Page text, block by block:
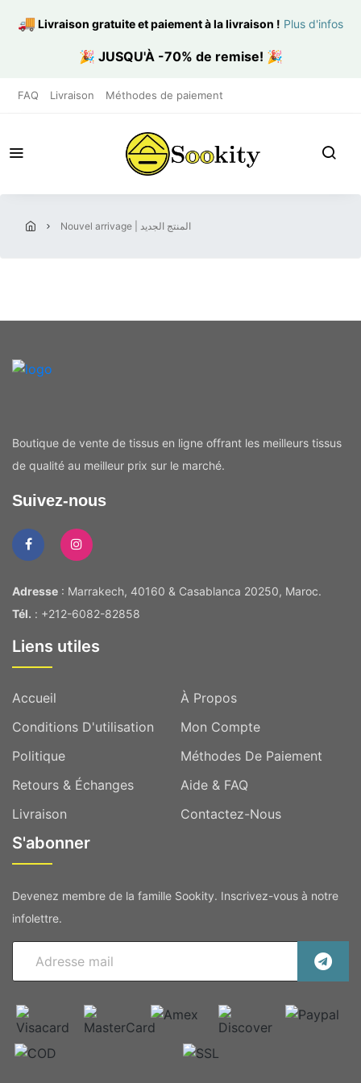
🚚 Livraison gratuite et paiement à la livraison ! Plus d'infos
🎉 JUSQU'À -70% de remise! 🎉
FAQ Livraison Méthodes de paiement
nouvel arrivage | المنتج الجديد
Boutique de vente de tissus en ligne offrant les meilleurs tissus
de qualité au meilleur prix sur le marché.
Suivez-nous
Adresse : Marrakech, 40160 & Casablanca 20250, Maroc.
Tél. : +212-6082-82858
Liens utiles
Accueil
À Propos
Conditions D'utilisation
Mon Compte
Politique
Méthodes De Paiement
Retours & Échanges
Aide & FAQ
Livraison
Contactez-Nous
S'abonner
Devenez membre de la famille Sookity. Inscrivez-vous à notre
infolettre.